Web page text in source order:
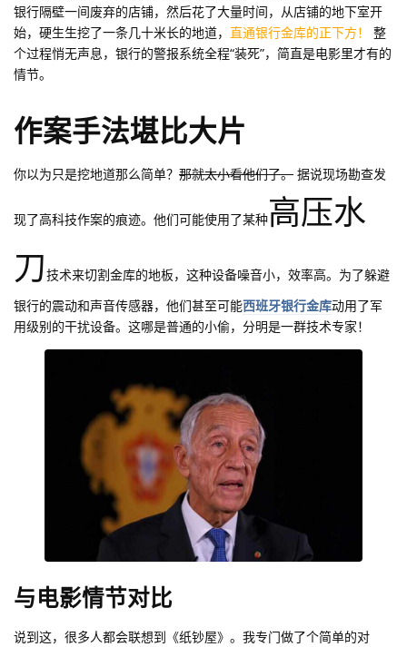
银行隔壁一间废弃的店铺，然后花了大量时间，从店铺的地下室开
始，硬生生挖了一条几十米长的地道， 直通银行金库的正下方！
整
个过程悄无声息，银行的警报系统全程“装死”，简直是电影里才有的
情节。
作案手法堪比大片
你以为只是挖地道那么简单？ 那就太小看他们了。 据说现场勘查发
现了高科技作案的痕迹。他们可能使用了某种高压水
刀技术来切割金库的地板，这种设备噪音小，效率高。为了躲避
银行的震动和声音传感器，他们甚至可能西班牙银行金库动用了军
用级别的干扰设备。这哪是普通的小偷，分明是一群技术专家！
与电影情节对比
说到这，很多人都会联想到《纸钞屋》。我专门做了个简单的对